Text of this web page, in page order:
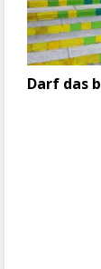
Darf das